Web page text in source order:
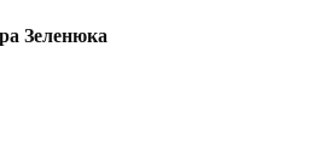
Зеленюка